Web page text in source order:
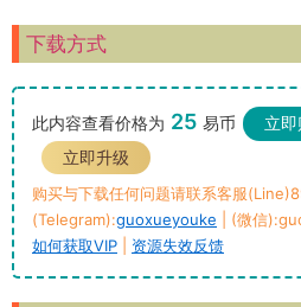
下载方式
此内容查看价格为 25 易币 立
立即升级
购买与下载任何问题请联系客服
(Telegram):guoxueyouke | (微信
如何获取VIP
资源失效反馈